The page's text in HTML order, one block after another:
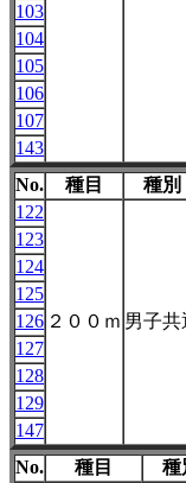
103
104
105
106
107
143
No.
種目 種別
122
２００ｍ 男子共
123
124
125
126
127
128
129
147
No.
種目 種